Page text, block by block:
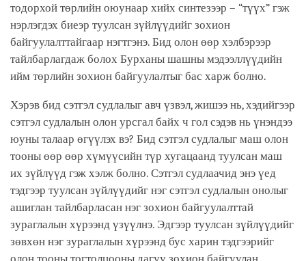
тодорхой төрлийн оюунаар хийх синтезээр – “түүх” гэж
нэрлэгдэх биеэр туулсан зүйлүүдийг зохион
байгуулалттайгаар нэгтгэнэ. Бид олон өөр хэлбэрээр
тайлбарлагдаж болох Бурханы шашны мэдээллүүдийн
ийм төрлийн зохион байгуулалтыг бас харж болно.
Хэрэв бид сэтгэл судлалыг авч үзвэл, жишээ нь, хэдийгээр
сэтгэл судлалын олон урсгал байх ч гол сэдэв нь үнэндээ
юуны талаар өгүүлэх вэ? Бид сэтгэл судлалыг маш олон
тооны өөр өөр хүмүүсийн түр хугацаанд туулсан маш
их зүйлүүд гэж хэлж болно. Сэтгэл судлаачид энэ үед
тэдгээр туулсан зүйлүүдийг нэг сэтгэл судлалын онолыг
ашиглан тайлбарласан нэг зохион байгуулалттай
зураглалын хүрээнд үзүүлнэ. Эдгээр туулсан зүйлүүдийг
зөвхөн нэг зураглалын хүрээнд бус харин тэдгээрийг